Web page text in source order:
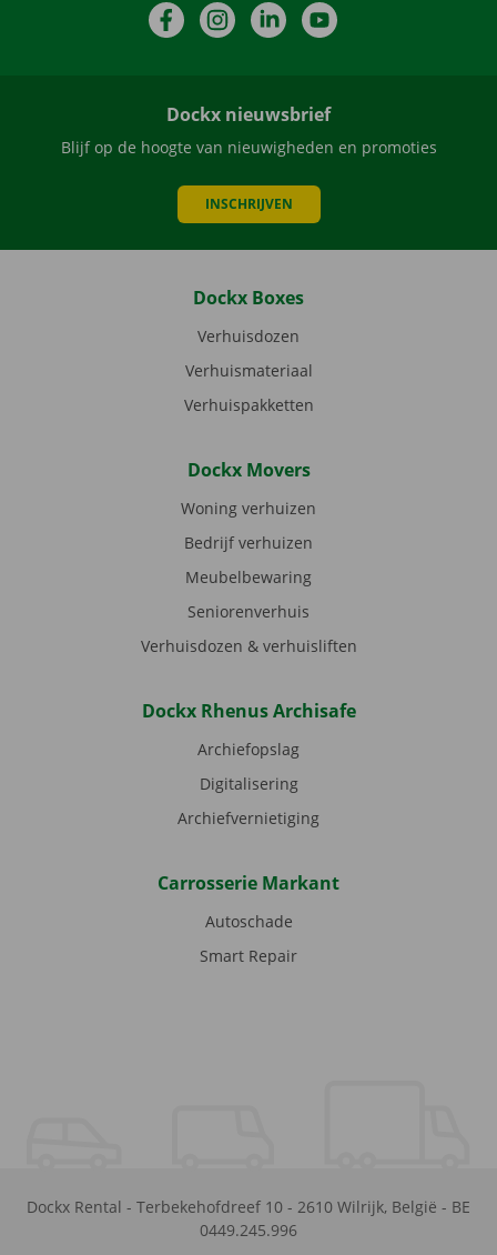
FacebookInstagramLinkedIn
Dockx nieuwsbrief
Blijf op de hoogte van nieuwigheden en promoties
INSCHRIJVEN
Dockx Boxes
Verhuisdozen
Verhuismateriaal
Verhuispakketten
Dockx Movers
Woning verhuizen
Bedrijf verhuizen
Meubelbewaring
Seniorenverhuis
Verhuisdozen & verhuisliften
Dockx Rhenus Archisafe
Archiefopslag
Digitalisering
Archiefvernietiging
Carrosserie Markant
Autoschade
Smart Repair
Dockx Rental - Terbekehofdreef 10 - 2610 Wilrijk, België - BE
0449.245.996